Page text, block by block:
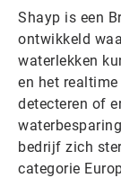
Shayp is een
ontwikkeld
waterlekken
en het
detecteren of
bedrijf zich
categorie